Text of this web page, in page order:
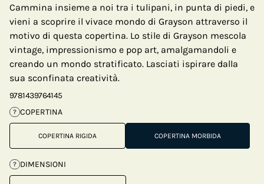
Cammina insieme a noi tra i tulipani, in punta di piedi, e
vieni a scoprire il vivace mondo di Grayson attraverso il
motivo di questa copertina. Lo stile di Grayson mescola
vintage, impressionismo e pop art, amalgamandoli e
creando un mondo stratificato. Lasciati ispirare dalla
sua sconfinata creatività.
9781439764145
? COPERTINA
COPERTINA RIGIDA COPERTINA MORBIDA
? DIMENSIONI